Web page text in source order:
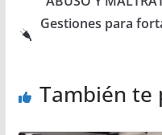
Gestiones para
También te